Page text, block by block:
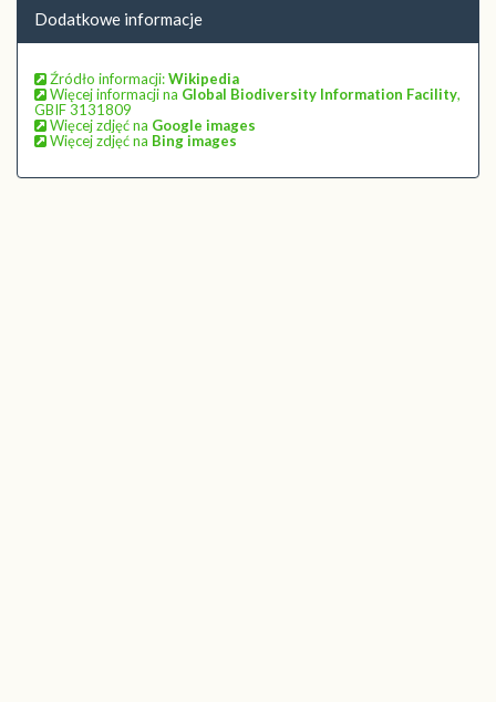
Dodatkowe informacje
Źródło informacji:Wikipedia
Więcej informacji na Global Biodiversity Information Facility,
GBIF 3131809
Więcej zdjęć na Google images
Więcej zdjęć na Bing images